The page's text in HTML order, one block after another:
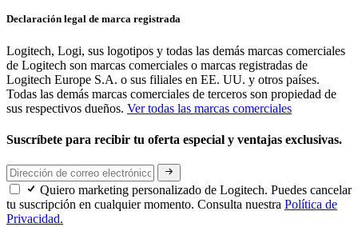
Declaración legal de marca registrada
Logitech, Logi, sus logotipos y todas las demás marcas comerciales
de Logitech son marcas comerciales o marcas registradas de
Logitech Europe S.A. o sus filiales en EE. UU. y otros países.
Todas las demás marcas comerciales de terceros son propiedad de
sus respectivos dueños. Ver todas las marcas comerciales
Suscríbete para recibir tu oferta especial y ventajas exclusivas.
Quiero marketing personalizado de Logitech. Puedes cancelar
tu suscripción en cualquier momento. Consulta nuestra Política de
Privacidad.